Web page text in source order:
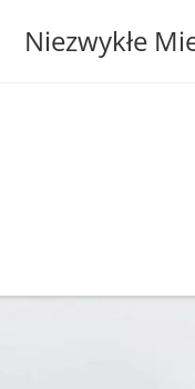
Niezwykłe